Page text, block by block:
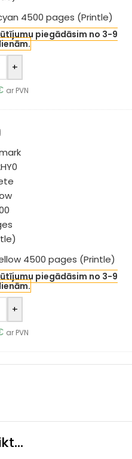
4500 pages (Printle)
piegādāsim no 3-9
+
ar PVN
4500 pages (Printle)
piegādāsim no 3-9
+
ar PVN